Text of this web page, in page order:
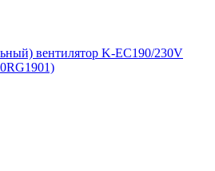
вентилятор K-EC190/230V